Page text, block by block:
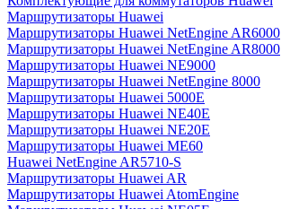
Маршрутизаторы Huawei
Маршрутизаторы Huawei NetEngine AR6000
Маршрутизаторы Huawei NetEngine AR8000
Маршрутизаторы Huawei NE9000
Маршрутизаторы Huawei NetEngine 8000
Маршрутизаторы Huawei 5000E
Маршрутизаторы Huawei NE40E
Маршрутизаторы Huawei NE20E
Маршрутизаторы Huawei ME60
Huawei NetEngine AR5710-S
Маршрутизаторы Huawei AR
Маршрутизаторы Huawei AtomEngine